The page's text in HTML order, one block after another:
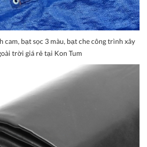
cam, bạt sọc 3 màu, bạt che công trình xây
trời giá rẻ tại Kon Tum